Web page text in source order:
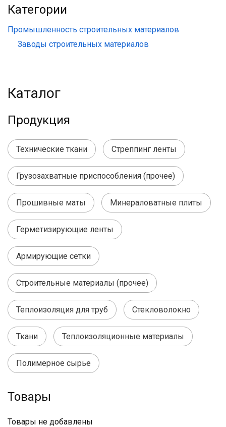
Категории
Промышленность строительных материалов
Заводы строительных материалов
Каталог
Продукция
Технические ткани Стреппинг ленты
Грузозахватные приспособления (прочее)
Прошивные маты Минераловатные плиты
Герметизирующие ленты
Армирующие сетки
Строительные материалы (прочее)
Теплоизоляция для труб Стекловолокно
Ткани Теплоизоляционные материалы
Полимерное сырье
Товары
Товары не добавлены